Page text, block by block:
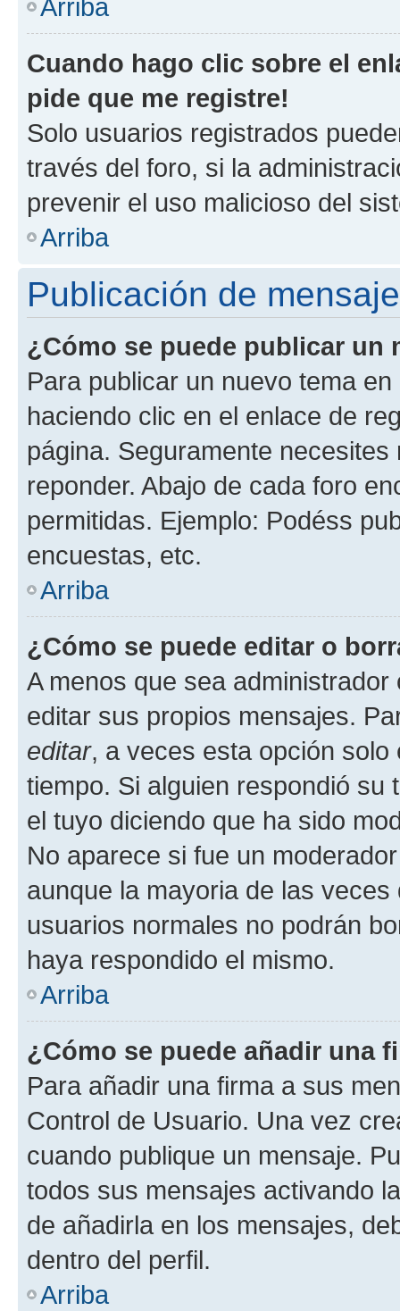
Arriba
Cuando hago clic sobre el
pide que me registre!
Solo usuarios registrados
través del foro, si la
prevenir el uso malicioso del
Arriba
Publicación de
¿Cómo se puede publicar un
Para publicar un nuevo tema
haciendo clic en el enlace de
página. Seguramente
reponder. Abajo de cada foro
permitidas. Ejemplo: Podéss
encuestas, etc.
Arriba
¿Cómo se puede editar o
A menos que sea
editar sus propios mensajes.
editar, a veces esta opción
tiempo. Si alguien respondió
el tuyo diciendo que ha sido
No aparece si fue un
aunque la mayoria de las
usuarios normales no podrán
haya respondido el mismo.
Arriba
¿Cómo se puede añadir una
Para añadir una firma a sus
Control de Usuario. Una vez
cuando publique un mensaje.
todos sus mensajes activando
de añadirla en los mensajes,
dentro del perfil.
Arriba